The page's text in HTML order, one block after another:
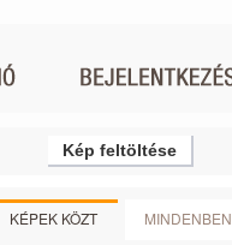
Kép feltöltése
KÉPEK KÖZT MINDENBEN